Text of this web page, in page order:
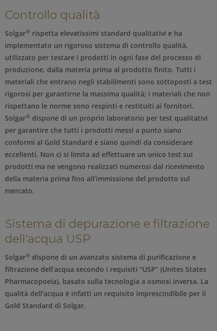
Controllo qualità
Solgar® rispetta elevatissimi standard qualitativi e ha
implementato un rigoroso sistema di controllo qualità,
utilizzato per testare i prodotti in ogni fase del processo di
produzione, dalla materia prima al prodotto finito. Tutti i
materiali che entrano negli stabilimenti sono sottoposti a test
rigorosi per garantirne la massima qualità; i materiali che non
rispettano le norme sono respinti e restituiti ai fornitori.
Solgar® dispone di un proprio laboratorio per test qualitativi
per garantire che tutti i prodotti messi a punto siano
conformi al Gold Standard e siano quindi da considerare
eccellenti. Non ci si limita ad effettuare un unico test sui
prodotti ma ne vengono realizzati numerosi dal ricevimento
della materia prima fino all’immissione del prodotto sul
mercato.
Sistema di depurazione e filtrazione
dell'acqua USP
Solgar® dispone di un avanzato sistema di purificazione e
filtrazione dell’acqua secondo i requisiti “USP” (Unites States
Pharmacopoeia), basato sulla tecnologia a osmosi inversa. La
qualità dell’acqua è infatti un requisito imprescindibile per il
Gold Standard di Solgar.